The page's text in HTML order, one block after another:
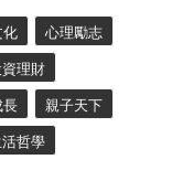
化 心理勵志
資理財
長 親子天下
活哲學